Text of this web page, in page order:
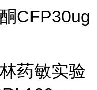
CFP30ug
药敏实验